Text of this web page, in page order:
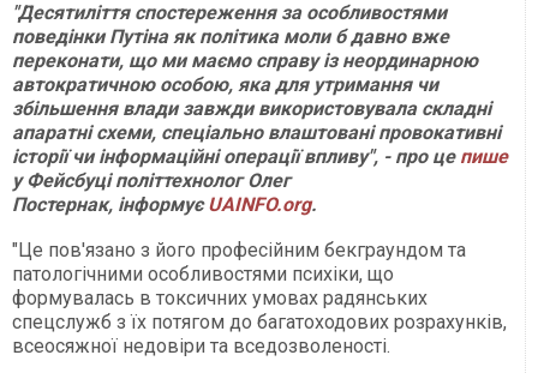
"Десятиліття спостереження за особливостями
поведінки Путіна як політика моли б давно вже
переконати, що ми маємо справу із неординарною
автократичною особою, яка для утримання чи
збільшення влади завжди використовувала складні
апаратні схеми, спеціально влаштовані провокативні
історії чи інформаційні операції впливу", - про це пише
у Фейсбуці політтехнолог Олег
Постернак, інформуєUAINFO.org.
"Це пов'язано з його професійним бекграундом та
патологічними особливостями психіки, що
формувалась в токсичних умовах радянських
спецслужб з їх потягом до багатоходових розрахунків,
всеосяжної недовіри та вседозволеності.